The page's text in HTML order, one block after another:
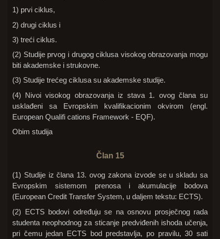
1) prvi ciklus,
2) drugi ciklus i
3) treći ciklus.
(2) Studije prvog i drugog ciklusa visokog obrazovanja mogu
biti akademske i strukovne.
(3) Studije trećeg ciklusa su akademske studije.
(4) Nivoi visokog obrazovanja iz stava 1. ovog člana su
usklađeni sa Evropskim kvalifikacionim okvirom (engl.
European Qualifi cations Framework - EQF).
Obim studija
Član 15
(1) Studije iz člana 13. ovog zakona izvode se u skladu sa
Evropskim sistemom prenosa i akumulacije bodova
(European Credit Transfer System, u daljem tekstu: ECTS).
(2) ECTS bodovi određuju se na osnovu prosječnog rada
studenta neophodnog za sticanje predviđenih ishoda učenja,
pri čemu jedan ECTS bod predstavlja, po pravilu, 30 sati